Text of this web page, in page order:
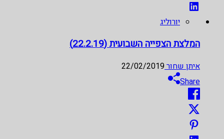
יורוליג
המלצת הצפייה השבועית (22.2.19)
איתן שחור22/02/2019
Share